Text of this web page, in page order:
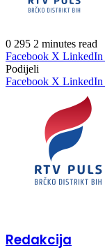
0 295 2 minutes read
Facebook X LinkedIn
Podijeli
Facebook X LinkedIn
Redakcija